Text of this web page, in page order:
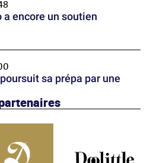
a encore un soutien
sa prépa par une